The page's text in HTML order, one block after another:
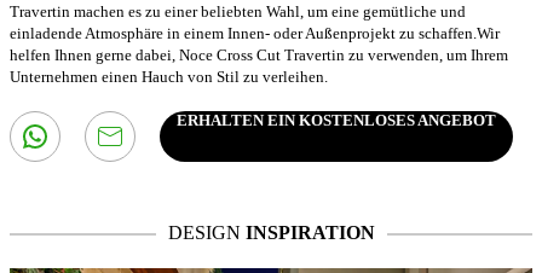
Travertin machen es zu einer beliebten Wahl, um eine gemütliche und
einladende Atmosphäre in einem Innen- oder Außenprojekt zu schaffen.Wir
helfen Ihnen gerne dabei, Noce Cross Cut Travertin zu verwenden, um Ihrem
Unternehmen einen Hauch von Stil zu verleihen.
ERHALTEN EIN KOSTENLOSES ANGEBOT
DESIGN INSPIRATION